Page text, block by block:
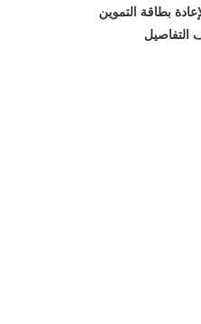
بطاقة التموين
التفاصيل